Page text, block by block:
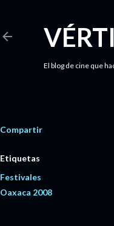
El blog de cine que
Compartir
Etiquetas
Festivales
Oaxaca 2008